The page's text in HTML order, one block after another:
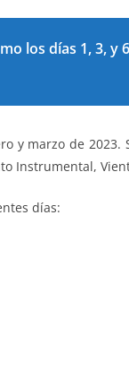
los días 1, 3, y
y marzo de 2023.
Instrumental,
días: